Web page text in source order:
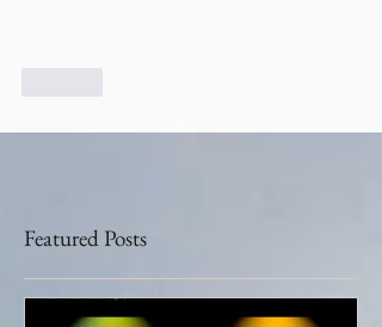
Featured Posts